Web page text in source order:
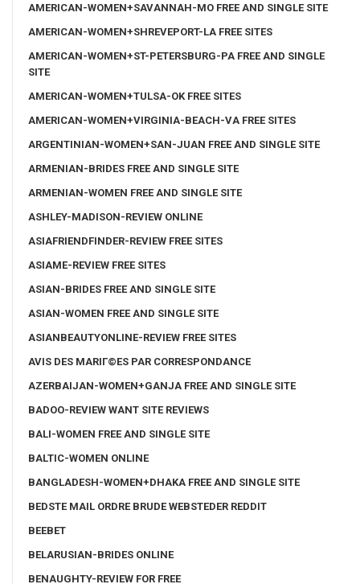
AMERICAN-WOMEN+SAVANNAH-MO FREE AND SINGLE SITE
AMERICAN-WOMEN+SHREVEPORT-LA FREE SITES
AMERICAN-WOMEN+ST-PETERSBURG-PA FREE AND SINGLE
SITE
AMERICAN-WOMEN+TULSA-OK FREE SITES
AMERICAN-WOMEN+VIRGINIA-BEACH-VA FREE SITES
ARGENTINIAN-WOMEN+SAN-JUAN FREE AND SINGLE SITE
ARMENIAN-BRIDES FREE AND SINGLE SITE
ARMENIAN-WOMEN FREE AND SINGLE SITE
ASHLEY-MADISON-REVIEW ONLINE
ASIAFRIENDFINDER-REVIEW FREE SITES
ASIAME-REVIEW FREE SITES
ASIAN-BRIDES FREE AND SINGLE SITE
ASIAN-WOMEN FREE AND SINGLE SITE
ASIANBEAUTYONLINE-REVIEW FREE SITES
AVIS DES MARIГ©ES PAR CORRESPONDANCE
AZERBAIJAN-WOMEN+GANJA FREE AND SINGLE SITE
BADOO-REVIEW WANT SITE REVIEWS
BALI-WOMEN FREE AND SINGLE SITE
BALTIC-WOMEN ONLINE
BANGLADESH-WOMEN+DHAKA FREE AND SINGLE SITE
BEDSTE MAIL ORDRE BRUDE WEBSTEDER REDDIT
BEEBET
BELARUSIAN-BRIDES ONLINE
BENAUGHTY-REVIEW FOR FREE